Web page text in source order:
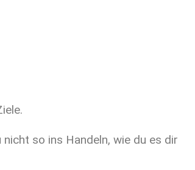
so ins Handeln, wie du es dir